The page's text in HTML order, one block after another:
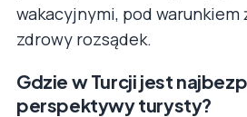
wakacyjnymi, pod warunkiem
zdrowy rozsądek.
Gdzie w Turcji jest
perspektywy turysty?